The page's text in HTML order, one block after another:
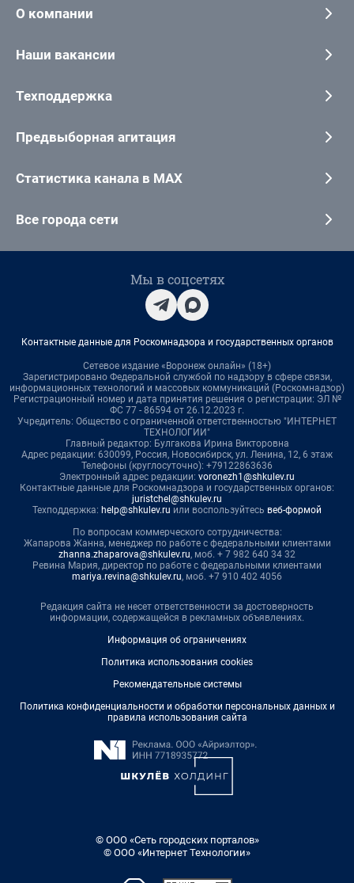
О компании
Наши вакансии
Техподдержка
Предвыборная агитация
Статистика канала в MAX
Все города сети
Мы в соцсетях
Контактные данные для Роскомнадзора и государственных органов
Сетевое издание «Воронеж онлайн» (18+)
Зарегистрировано Федеральной службой по надзору в сфере связи,
информационных технологий и массовых коммуникаций (Роскомнадзор)
Регистрационный номер и дата принятия решения о регистрации: ЭЛ №
ФС 77 - 86594 от 26.12.2023 г.
Учредитель: Общество с ограниченной ответственностью "ИНТЕРНЕТ
ТЕХНОЛОГИИ"
Главный редактор: Булгакова Ирина Викторовна
Адрес редакции: 630099, Россия, Новосибирск, ул. Ленина, 12, 6 этаж
Телефоны (круглосуточно): +79122863636
Электронный адрес редакции: voronezh1@shkulev.ru
Контактные данные для Роскомнадзора и государственных органов:
juristchel@shkulev.ru
Техподдержка: help@shkulev.ru или воспользуйтесь веб-формой
По вопросам коммерческого сотрудничества:
Жапарова Жанна, менеджер по работе с федеральными клиентами
zhanna.zhaparova@shkulev.ru, моб. + 7 982 640 34 32
Ревина Мария, директор по работе с федеральными клиентами
mariya.revina@shkulev.ru, моб. +7 910 402 4056
Редакция сайта не несет ответственности за достоверность
информации, содержащейся в рекламных объявлениях.
Информация об ограничениях
Политика использования cookies
Рекомендательные системы
Политика конфиденциальности и обработки персональных данных и
правила использования сайта
© ООО «Сеть городских порталов»
© ООО «Интернет Технологии»